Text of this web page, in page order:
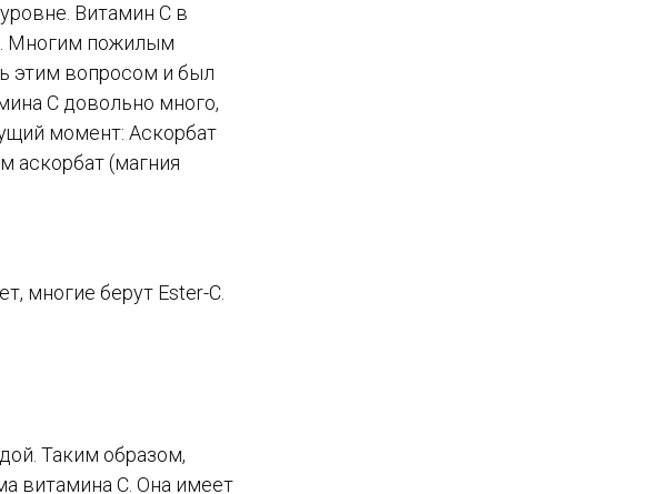
Витамин С в
Многим пожилым
этим вопросом и был
С довольно много,
момент: Аскорбат
аскорбат (магния
многие берут Ester-C.
Таким образом,
витамина С. Она имеет